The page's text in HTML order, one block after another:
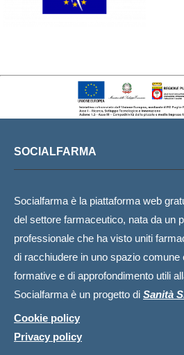
SOCIALFARMA
Socialfarma è la piattaforma web
del settore farmaceutico, nata da un
professionale che ha visto uniti
di racchiudere in uno spazio comune
formative e di approfondimento utili
Socialfarma è un progetto di Sanità
Cookie policy
Privacy policy